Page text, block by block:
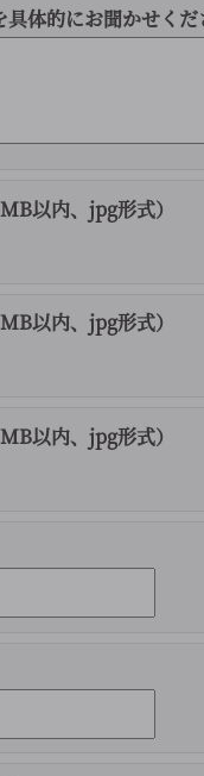
体的にお聞かせくだ
以内、jpg形式）
以内、jpg形式）
以内、jpg形式）